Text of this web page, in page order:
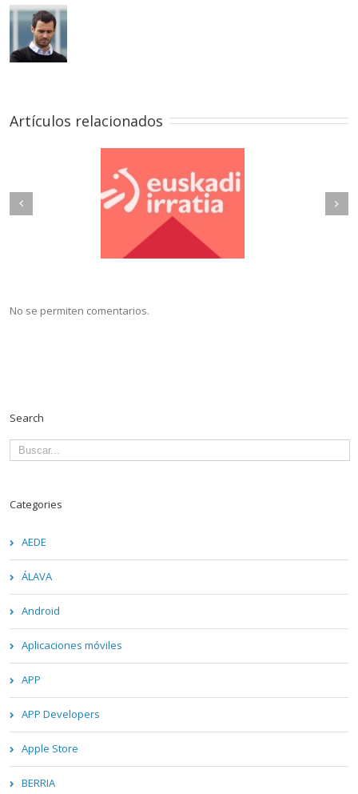
Artículos relacionados
Next
No se permiten comentarios.
Search
Categories
AEDE
ÁLAVA
Android
Aplicaciones móviles
APP
APP Developers
Apple Store
BERRIA